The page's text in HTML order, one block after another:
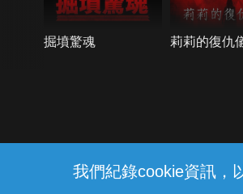
我們紀錄cookie資訊，
掘墳驚魂 莉莉的復仇